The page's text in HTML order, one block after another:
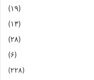
(۱۹)
(۱۳)
(۲۸)
(۶)
(۲۲۸)